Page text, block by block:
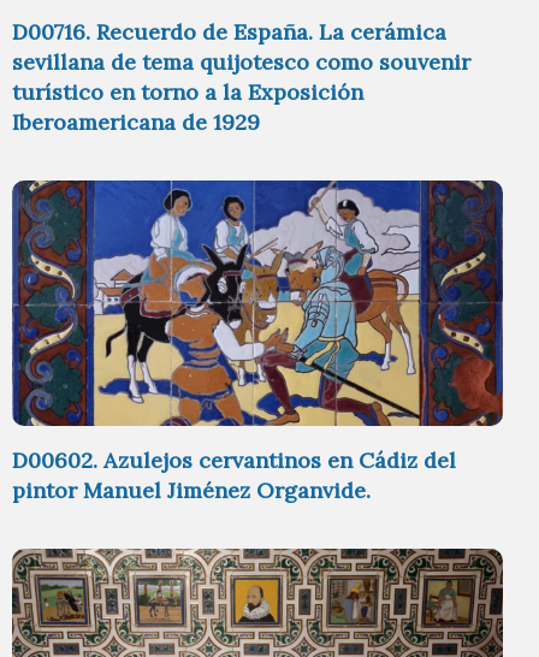
D00716. Recuerdo de España. La cerámica
sevillana de tema quijotesco como souvenir
turístico en torno a la Exposición
Iberoamericana de 1929
D00602. Azulejos cervantinos en Cádiz del
pintor Manuel Jiménez Organvide.